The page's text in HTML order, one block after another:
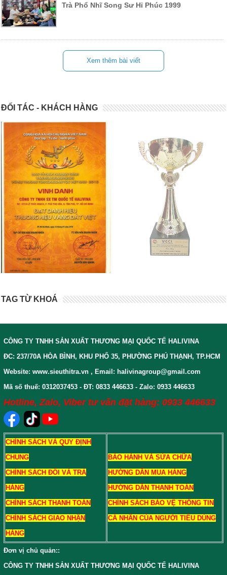
Trà Phổ Nhĩ Song Sư Hỉ Phúc 1999
Xem thêm bài viết
ĐỐI TÁC - KHÁCH HÀNG
TAG TỪ KHOÁ
CÔNG TY TNHH SẢN XUẤT THƯƠNG MẠI QUỐC TẾ HALIVINA
ĐC: 237/70A HÒA BÌNH, KHU PHỐ 35, PHƯỜNG PHÚ THẠNH, TP.HCM
Website: www.sieuthitra.vn , Email: halivinagroup@gmail.com
Mã số thuế: 0312037453 - ĐT: 0833 446633 - Zalo: 0933 446633
Hotline, Zalo, Viber tư vấn đặt hàng: 0933 446633
CHÍNH SÁCH VÀ QUY ĐỊNH
CHUNG
CHÍNH SÁCH ĐỔI VÀ TRẢ
HÀNG
CHÍNH SÁCH THANH TOÁN
CHÍNH SÁCH GIAO NHẬN
HÀNG
BẢO HÀNH VÀ SỬA CHỮA
HƯỚNG DẪN MUA HÀNG
HƯỚNG DẪN THANH TOÁN
CHÍNH SÁCH BẢO VỆ THÔNG TIN
CÁ NHÂN CỦA NGƯỜI TIÊU DÙNG
Đơn vị chủ quản::
CÔNG TY TNHH SẢN XUẤT THƯƠNG MẠI QUỐC TẾ HALIVINA